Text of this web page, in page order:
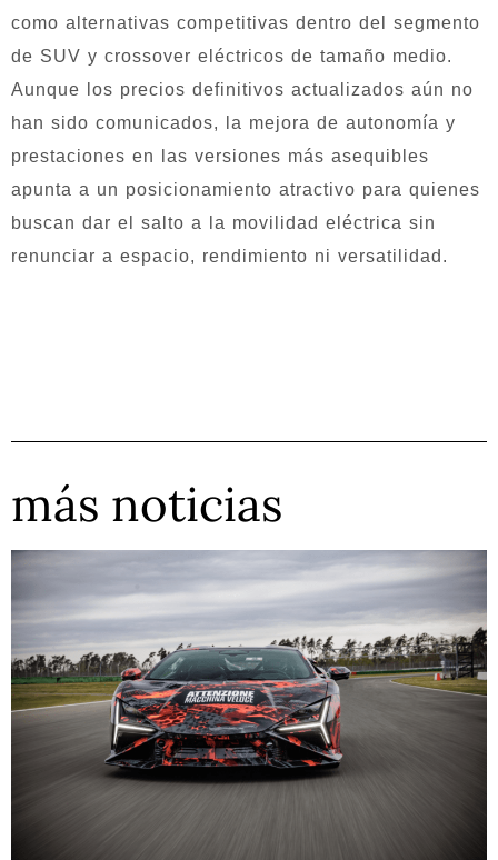
como alternativas competitivas dentro del segmento
de SUV y crossover eléctricos de tamaño medio.
Aunque los precios definitivos actualizados aún no
han sido comunicados, la mejora de autonomía y
prestaciones en las versiones más asequibles
apunta a un posicionamiento atractivo para quienes
buscan dar el salto a la movilidad eléctrica sin
renunciar a espacio, rendimiento ni versatilidad.
más noticias